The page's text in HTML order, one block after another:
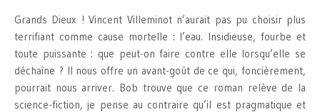
Grands Dieux ! Vincent Villeminot n’aurait pas pu choisir plus
terrifiant comme cause mortelle : l’eau. Insidieuse, fourbe et
toute puissante : que peut-on faire contre elle lorsqu’elle se
déchaîne ? Il nous offre un avant-goût de ce qui, foncièrement,
pourrait nous arriver. Bob trouve que ce roman relève de la
science-fiction, je pense au contraire qu’il est pragmatique et